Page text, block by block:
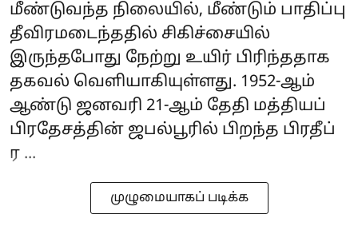
மீண்டுவந்த நிலையில், மீண்டும் பாதிப்பு
தீவிரமடைந்ததில் சிகிச்சையில்
இருந்தபோது நேற்று உயிர் பிரிந்ததாக
தகவல் வெளியாகியுள்ளது. 1952-ஆம்
ஆண்டு ஜனவரி 21-ஆம் தேதி மத்தியப்
பிரதேசத்தின் ஜபல்பூரில் பிறந்த பிரதீப்
ர ...
முழுமையாகப் படிக்க